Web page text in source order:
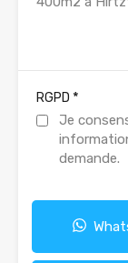
RGPD *
Je
demande.